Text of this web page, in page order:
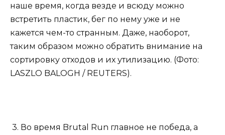
наше время, когда везде и всюду можно
встретить пластик, бег по нему уже и не
кажется чем-то странным. Даже, наоборот,
таким образом можно обратить внимание на
сортировку отходов и их утилизацию. (Фото:
LASZLO BALOGH / REUTERS).
3. Во время Brutal Run главное не победа, а